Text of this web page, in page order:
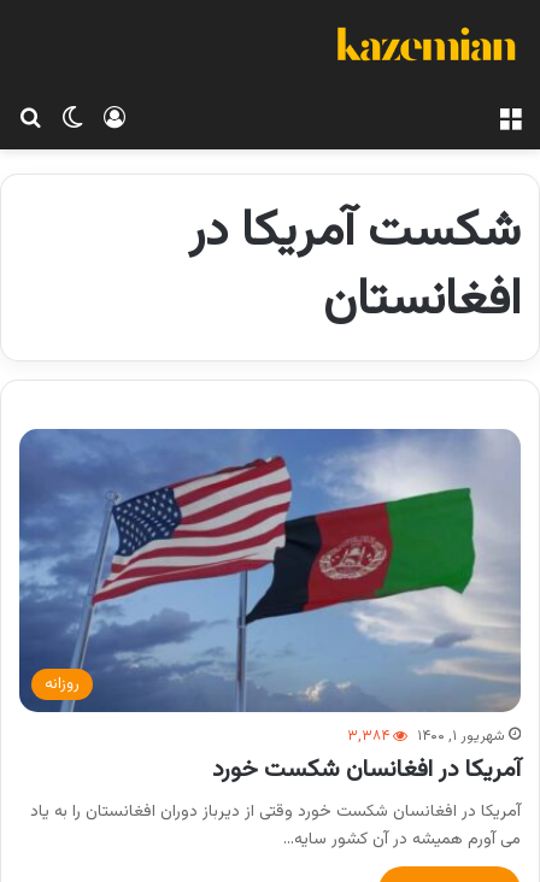
تغییر ورود
شکست آمریکا در
افغانستان
روزانه
شهریور ۱, ۱۴۰۰ ۳,۳۸۴
آمریکا در افغانسان شکست خورد
آمریکا در افغانسان شکست خورد وقتی از دیرباز دوران افغانستان را به یاد
می آورم همیشه در آن کشور سایه…